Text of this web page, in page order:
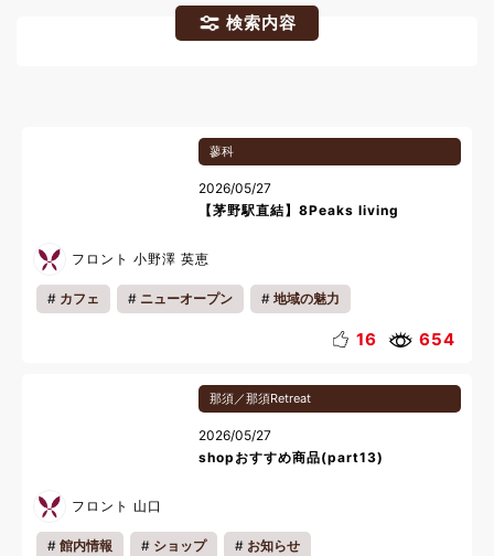
検索内容
蓼科
2026/05/27
【茅野駅直結】8Peaks living
フロント 小野澤 英恵
カフェ ニューオープン 地域の魅力
16 654
那須／那須Retreat
2026/05/27
shopおすすめ商品(part13)
フロント 山口
館内情報 ショップ お知らせ